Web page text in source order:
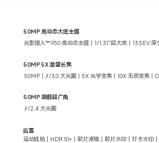
50MP 高动态大底主摄
光影猎人™ 950 高动态主摄｜1/1.31″超大底｜13.5EV
50MP 5X 潜望长焦
50MP｜ƒ/3.0 大光圈｜5X 光学变焦｜10X 无损变焦｜
50MP 旗舰超广角
ƒ/2.4 大光圈
后置
运动抓拍｜HDR 10+｜胶片滤镜｜胶片水印｜打卡水印